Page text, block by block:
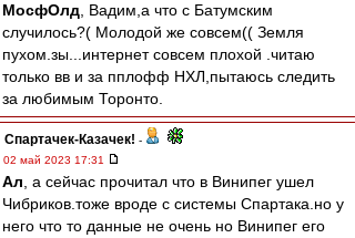
МосфОлд , Вадим,а что с Батумским
случилось?( Молодой же совсем(( Земля
пухом.зы...интернет совсем плохой .читаю
только вв и за пплофф НХЛ,пытаюсь следить
за любимым Торонто.
Спартачек-Казачек! -
02 май 2023 17:31
Ал , а сейчас прочитал что в Винипег ушел
Чибриков.тоже вроде с системы Спартака.но у
него что то данные не очень но Винипег его